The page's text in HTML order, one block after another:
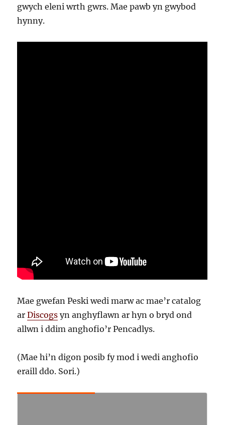
gwych eleni wrth gwrs. Mae pawb yn gwybod
hynny.
Mae gwefan Peski wedi marw ac mae’r catalog
arDiscogs yn anghyflawn ar hyn o bryd ond
allwn i ddim anghofio’r Pencadlys.
(Mae hi’n digon posib fy mod i wedi anghofio
eraill ddo. Sori.)